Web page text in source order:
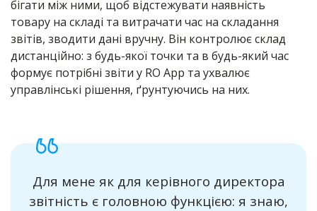
бігати між ними, щоб відстежувати наявність
товару на складі та витрачати час на складання
звітів, зводити дані вручну. Він контролює склад
дистанційно: з будь-якої точки та в будь-який час
формує потрібні звіти у RO App та ухвалює
управлінські рішення, ґрунтуючись на них.
Для мене як для керівного директора
звітність є головною функцією: я знаю,